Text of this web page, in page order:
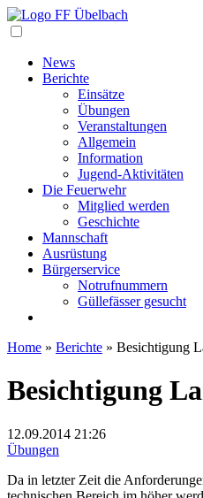
News
Berichte
Einsätze
Übungen
Veranstaltungen
Allgemein
Information
Jugend-Aktivitäten
Die Feuerwehr
Mitglied werden
Geschichte
Mannschaft
Ausrüstung
Bürgerservice
Notrufnummern
Güllefässer gesucht
Home » Berichte » Besichtigung
Besichtigung
12.09.2014 21:26
Übungen
Da in letzter Zeit die